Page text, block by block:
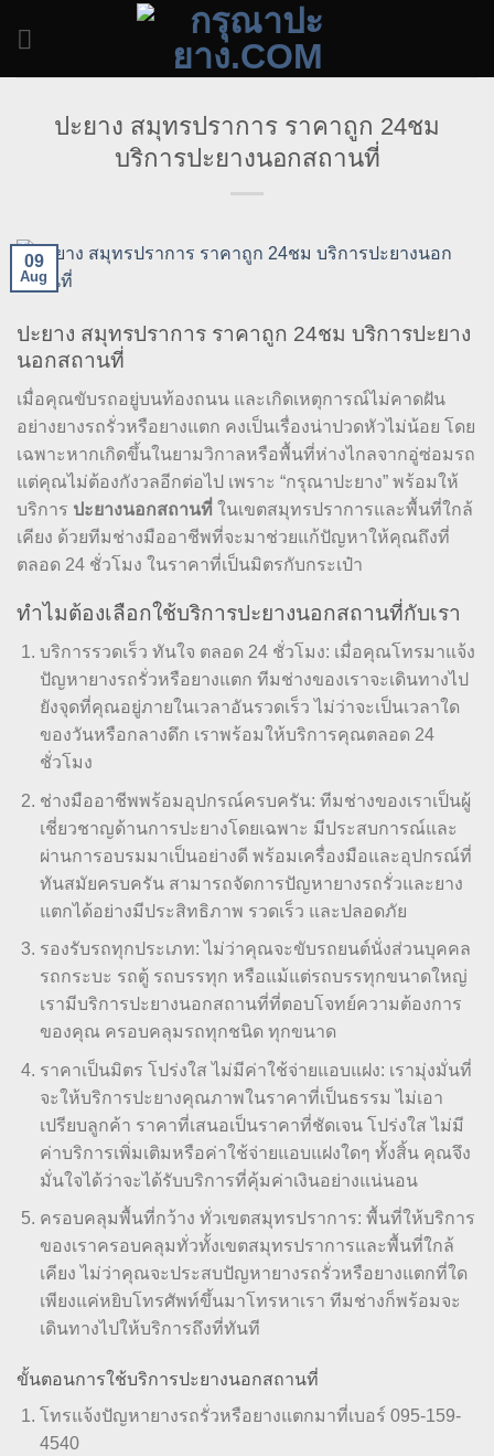
ปะยาง สมุทรปราการ ราคาถูก 24ชม
บริการปะยางนอกสถานที่
09
Aug
ปะยาง สมุทรปราการ ราคาถูก 24ชม บริการปะยาง
นอกสถานที่
เมื่อคุณขับรถอยู่บนท้องถนน และเกิดเหตุการณ์ไม่คาดฝัน
อย่างยางรถรั่วหรือยางแตก คงเป็นเรื่องน่าปวดหัวไม่น้อย โดย
เฉพาะหากเกิดขึ้นในยามวิกาลหรือพื้นที่ห่างไกลจากอู่ซ่อมรถ
แต่คุณไม่ต้องกังวลอีกต่อไป เพราะ “กรุณาปะยาง” พร้อมให้
บริการ ปะยางนอกสถานที่ ในเขตสมุทรปราการและพื้นที่ใกล้
เคียง ด้วยทีมช่างมืออาชีพที่จะมาช่วยแก้ปัญหาให้คุณถึงที่
ตลอด 24 ชั่วโมง ในราคาที่เป็นมิตรกับกระเป๋า
ทำไมต้องเลือกใช้บริการปะยางนอกสถานที่กับเรา
บริการรวดเร็ว ทันใจ ตลอด 24 ชั่วโมง: เมื่อคุณโทรมาแจ้ง
ปัญหายางรถรั่วหรือยางแตก ทีมช่างของเราจะเดินทางไป
ยังจุดที่คุณอยู่ภายในเวลาอันรวดเร็ว ไม่ว่าจะเป็นเวลาใด
ของวันหรือกลางดึก เราพร้อมให้บริการคุณตลอด 24
ชั่วโมง
ช่างมืออาชีพพร้อมอุปกรณ์ครบครัน: ทีมช่างของเราเป็นผู้
เชี่ยวชาญด้านการปะยางโดยเฉพาะ มีประสบการณ์และ
ผ่านการอบรมมาเป็นอย่างดี พร้อมเครื่องมือและอุปกรณ์ที่
ทันสมัยครบครัน สามารถจัดการปัญหายางรถรั่วและยาง
แตกได้อย่างมีประสิทธิภาพ รวดเร็ว และปลอดภัย
รองรับรถทุกประเภท: ไม่ว่าคุณจะขับรถยนต์นั่งส่วนบุคคล
รถกระบะ รถตู้ รถบรรทุก หรือแม้แต่รถบรรทุกขนาดใหญ่
เรามีบริการปะยางนอกสถานที่ที่ตอบโจทย์ความต้องการ
ของคุณ ครอบคลุมรถทุกชนิด ทุกขนาด
ราคาเป็นมิตร โปร่งใส ไม่มีค่าใช้จ่ายแอบแฝง: เรามุ่งมั่นที่
จะให้บริการปะยางคุณภาพในราคาที่เป็นธรรม ไม่เอา
เปรียบลูกค้า ราคาที่เสนอเป็นราคาที่ชัดเจน โปร่งใส ไม่มี
ค่าบริการเพิ่มเติมหรือค่าใช้จ่ายแอบแฝงใดๆ ทั้งสิ้น คุณจึง
มั่นใจได้ว่าจะได้รับบริการที่คุ้มค่าเงินอย่างแน่นอน
ครอบคลุมพื้นที่กว้าง ทั่วเขตสมุทรปราการ: พื้นที่ให้บริการ
ของเราครอบคลุมทั่วทั้งเขตสมุทรปราการและพื้นที่ใกล้
เคียง ไม่ว่าคุณจะประสบปัญหายางรถรั่วหรือยางแตกที่ใด
เพียงแค่หยิบโทรศัพท์ขึ้นมาโทรหาเรา ทีมช่างก็พร้อมจะ
เดินทางไปให้บริการถึงที่ทันที
ขั้นตอนการใช้บริการปะยางนอกสถานที่
โทรแจ้งปัญหายางรถรั่วหรือยางแตกมาที่เบอร์ 095-159-
4540